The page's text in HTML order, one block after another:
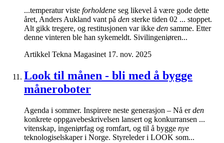
...temperatur viste forholdene seg likevel å være gode dette
året, Anders Aukland vant på den sterke tiden 02 ... stoppet.
Alt gikk tregere, og restitusjonen var ikke den samme. Etter
denne vinteren ble han sykemeldt. Sivilingeniøren...
Artikkel Tekna Magasinet 17. nov. 2025
Look til månen - bli med å bygge
måneroboter
Agenda i sommer. Inspirere neste generasjon – Nå erden
konkrete oppgavebeskrivelsen lansert og konkurransen ...
vitenskap, ingeniørfag og romfart, og til å bygge nye
teknologiselskaper i Norge. Styreleder i LOOK som...